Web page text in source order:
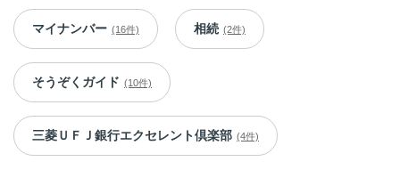
マイナンバー (16件) 相続 (2件)
そうぞくガイド (10件)
三菱ＵＦＪ銀行エクセレント倶楽部 (4件)